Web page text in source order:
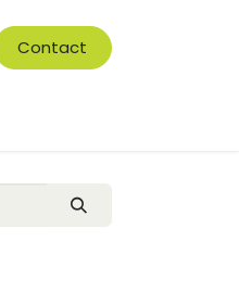
Contact